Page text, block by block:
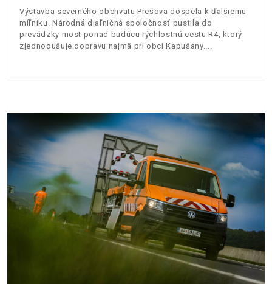
Výstavba severného obchvatu Prešova dospela k ďalšiemu
míľniku. Národná diaľničná spoločnosť pustila do
prevádzky most ponad budúcu rýchlostnú cestu R4, ktorý
zjednodušuje dopravu najmä pri obci Kapušany.